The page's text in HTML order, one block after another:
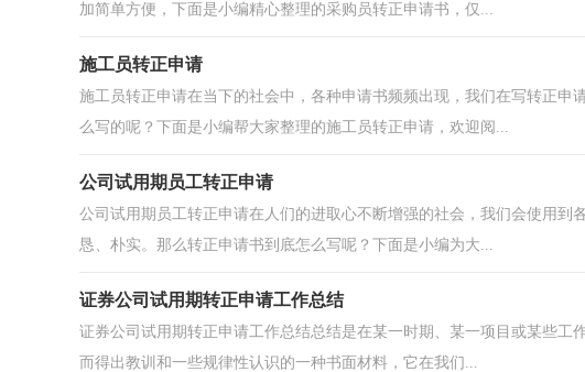
加简单方便，下面是小编精心整理的采购员转正申请书，仅...
施工员转正申请
施工员转正申请在当下的社会中，各种申请书频频出现，我们在写转正申
么写的呢？下面是小编帮大家整理的施工员转正申请，欢迎阅...
公司试用期员工转正申请
公司试用期员工转正申请在人们的进取心不断增强的社会，我们会使用到
恳、朴实。那么转正申请书到底怎么写呢？下面是小编为大...
证券公司试用期转正申请工作总结
证券公司试用期转正申请工作总结总结是在某一时期、某一项目或某些工
而得出教训和一些规律性认识的一种书面材料，它在我们...